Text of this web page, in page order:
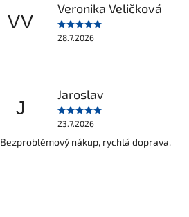
VV
Veronika Veličková
28.7.2026
J
Jaroslav
23.7.2026
Bezproblémový nákup, rychlá doprava.